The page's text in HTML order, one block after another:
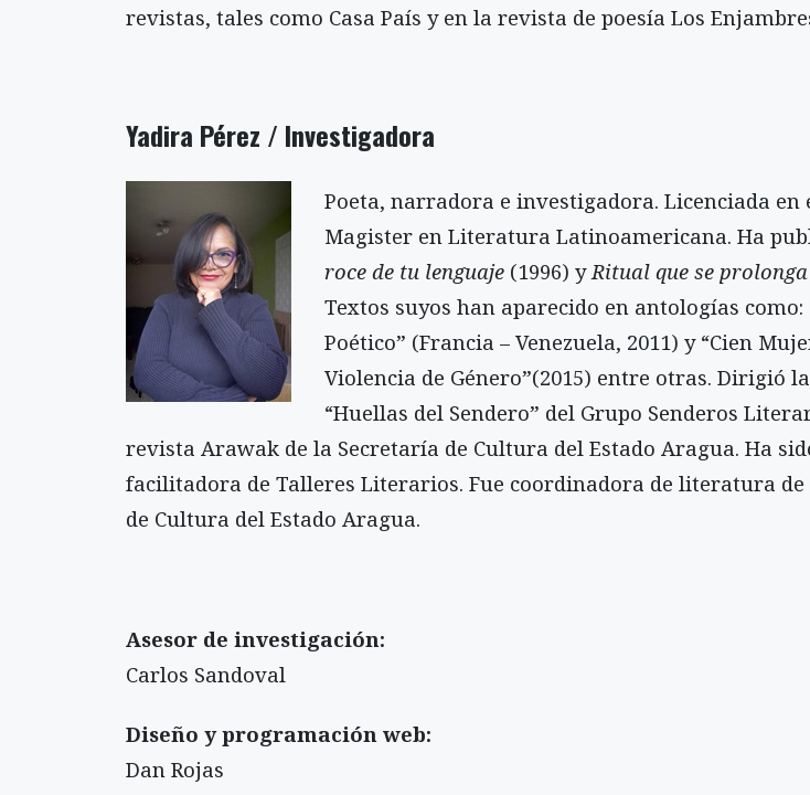
revistas, tales como Casa País y en la revista de poesía Los
Yadira Pérez / Investigadora
Poeta, narradora e investigadora. Licenciada en
Magister en Literatura Latinoamericana. Ha
roce de tu lenguaje (1996) yRitual que se prolonga
Textos suyos han aparecido en antologías como:
Poético” (Francia – Venezuela, 2011) y “Cien
Violencia de Género”(2015) entre otras. Dirigió
“Huellas del Sendero” del Grupo Senderos
revista Arawak de la Secretaría de Cultura del Estado Aragua. Ha
facilitadora de Talleres Literarios. Fue coordinadora de literatura de
de Cultura del Estado Aragua.
Asesor de investigación:
Carlos Sandoval
Diseño y programación web:
Dan Rojas